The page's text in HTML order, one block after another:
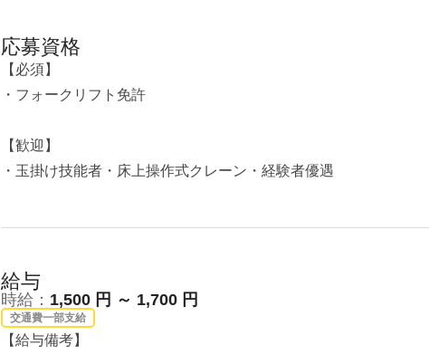
応募資格
【必須】
・フォークリフト免許
【歓迎】
・玉掛け技能者・床上操作式クレーン・経験者優遇
給与
時給： 1,500 円 ～ 1,700 円
交通費一部支給
【給与備考】